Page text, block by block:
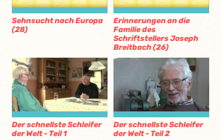
Sehnsucht nach Europa
(28)
Erinnerungen an die
Familie des
Schriftstellers Joseph
Breitbach (26)
Der schnellste Schleifer
der Welt - Teil 1
Der schnellste Schleifer
der Welt - Teil 2